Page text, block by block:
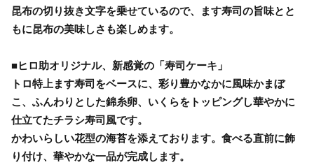
昆布の切り抜き文字を乗せているので、ます寿司の旨味とと
もに昆布の美味しさも楽しめます。
■ヒロ助オリジナル、新感覚の「寿司ケーキ」
トロ特上ます寿司をベースに、彩り豊かなかに風味かまぼ
こ、ふんわりとした錦糸卵、いくらをトッピングし華やかに
仕立てたチラシ寿司風です。
かわいらしい花型の海苔を添えております。食べる直前に飾
り付け、華やかな一品が完成します。